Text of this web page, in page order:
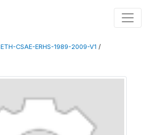
ETH-CSAE-ERHS-1989-2009-V1 /